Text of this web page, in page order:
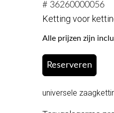
# 36260000056
Ketting voor
Alle prijzen zijn
Reserveren
universele